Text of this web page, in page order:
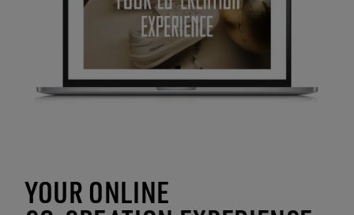
YOUR ONLINE